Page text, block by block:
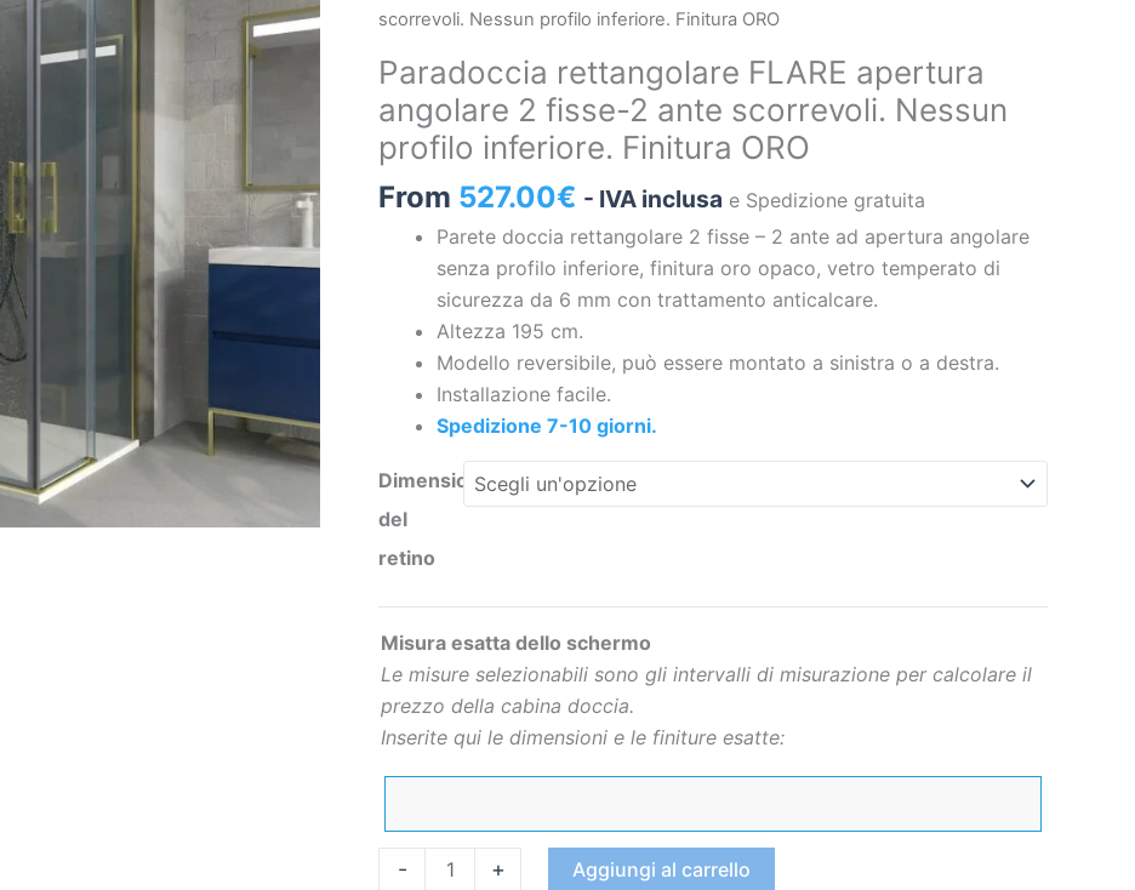
scorrevoli. Nessun profilo inferiore. Finitura ORO
Paradoccia rettangolare FLARE apertura
angolare 2 fisse-2 ante scorrevoli. Nessun
profilo inferiore. Finitura ORO
From 527.00€ - IVA inclusa e Spedizione gratuita
Parete doccia rettangolare 2 fisse – 2 ante ad apertura angolare
senza profilo inferiore, finitura oro opaco, vetro temperato di
sicurezza da 6 mm con trattamento anticalcare.
Altezza 195 cm.
Modello reversibile, può essere montato a sinistra o a destra.
Installazione facile.
Spedizione 7-10 giorni.
Dimensioni
del
retino
Misura esatta dello schermo
Le misure selezionabili sono gli intervalli di misurazione per calcolare il
prezzo della cabina doccia.
Inserite qui le dimensioni e le finiture esatte:
-
apertura
2
fisse-
2
scorrevoli.
Nessun
inferiore.
Finitura
ORO
quantità
+ Aggiungi al carrello